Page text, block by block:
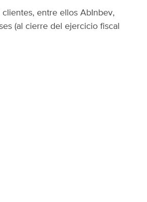
entre ellos AbInbev,
(al cierre del ejercicio fiscal